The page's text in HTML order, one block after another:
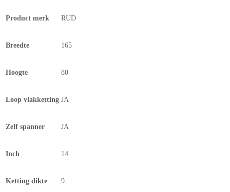
Product merk RUD
Breedte 165
Hoogte 80
Loop vlakketting JA
Zelf spanner JA
Inch 14
Ketting dikte 9